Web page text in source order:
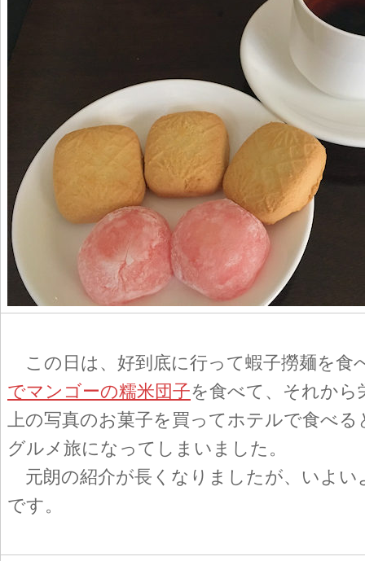
この日は、好到底に行って蝦子撈麺を食
でマンゴーの糯米団子を食べて、それから
上の写真のお菓子を買ってホテルで食べる
グルメ旅になってしまいました。
元朗の紹介が長くなりましたが、いよい
です。